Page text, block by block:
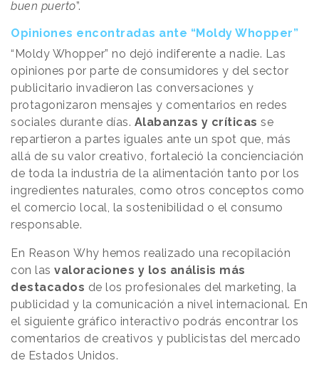
buen puerto”.
Opiniones encontradas ante “Moldy Whopper”
“Moldy Whopper” no dejó indiferente a nadie. Las
opiniones por parte de consumidores y del sector
publicitario invadieron las conversaciones y
protagonizaron mensajes y comentarios en redes
sociales durante días. Alabanzas y críticas se
repartieron a partes iguales ante un spot que, más
allá de su valor creativo, fortaleció la concienciación
de toda la industria de la alimentación tanto por los
ingredientes naturales, como otros conceptos como
el comercio local, la sostenibilidad o el consumo
responsable.
En Reason Why hemos realizado una recopilación
con las valoraciones y los análisis más
destacados de los profesionales del marketing, la
publicidad y la comunicación a nivel internacional. En
el siguiente gráfico interactivo podrás encontrar los
comentarios de creativos y publicistas del mercado
de Estados Unidos.